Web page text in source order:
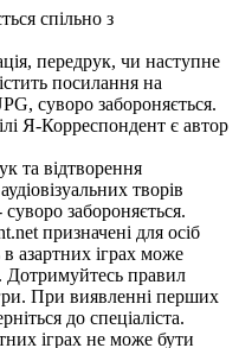
спільно з
передрук, чи наступне
посилання на
суворо забороняється.
Я-Корреспондент є автор
та відтворення
творів
забороняється.
призначені для осіб
азартних іграх може
Дотримуйтесь правил
При виявленні перших
до спеціаліста.
іграх не може бути